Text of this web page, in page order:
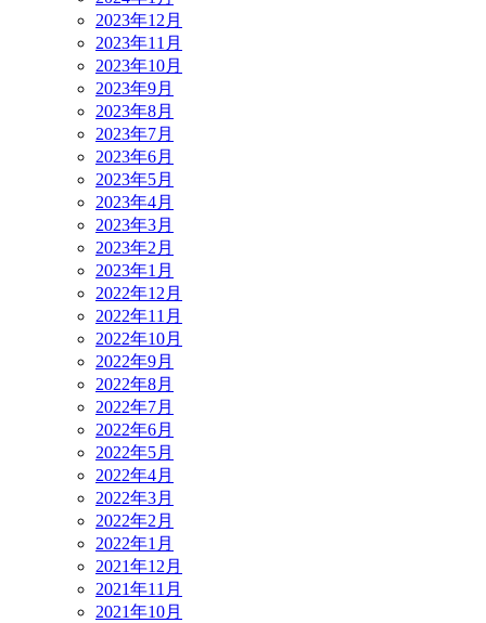
2023年12月
2023年11月
2023年10月
2023年9月
2023年8月
2023年7月
2023年6月
2023年5月
2023年4月
2023年3月
2023年2月
2023年1月
2022年12月
2022年11月
2022年10月
2022年9月
2022年8月
2022年7月
2022年6月
2022年5月
2022年4月
2022年3月
2022年2月
2022年1月
2021年12月
2021年11月
2021年10月